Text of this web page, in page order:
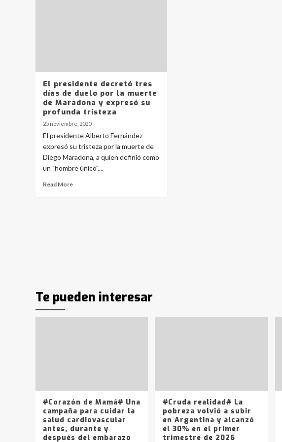
El presidente decretó tres
días de duelo por la muerte
de Maradona y expresó su
profunda tristeza
25 noviembre, 2020
El presidente Alberto Fernández
expresó su tristeza por la muerte de
Diego Maradona, a quien definió como
un "hombre único",...
Read More
Te pueden interesar
#Corazón de Mamá# Una
campaña para cuidar la
salud cardiovascular
antes, durante y
después del embarazo
#Cruda realidad# La
pobreza volvió a subir
en Argentina y alcanzó
el 30% en el primer
trimestre de 2026